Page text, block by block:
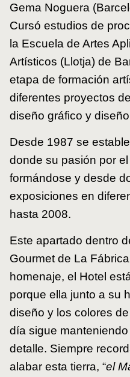
Gema Noguera
Cursó estudios de
la Escuela de Artes
Artísticos (Llotja) de
etapa de formación
diferentes proyectos
diseño gráfico y
Desde 1987 se
donde su pasión por
formándose y desde
exposiciones en
hasta 2008.
Este apartado dentro
Gourmet de La
homenaje, el Hotel
porque ella junto a su
diseño y los colores
día sigue
detalle. Siempre
alabar esta tierra, “el